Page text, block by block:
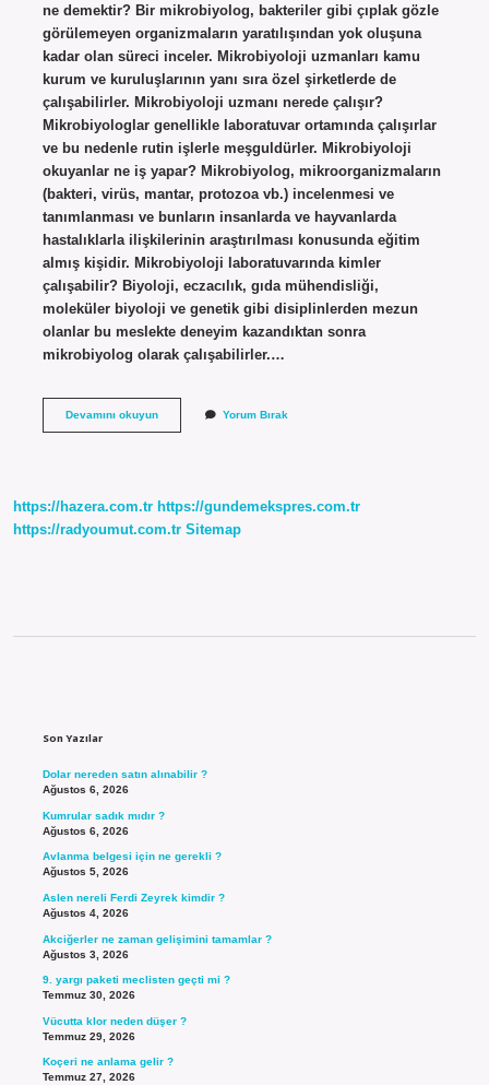
ne demektir? Bir mikrobiyolog, bakteriler gibi çıplak gözle
görülemeyen organizmaların yaratılışından yok oluşuna
kadar olan süreci inceler. Mikrobiyoloji uzmanları kamu
kurum ve kuruluşlarının yanı sıra özel şirketlerde de
çalışabilirler. Mikrobiyoloji uzmanı nerede çalışır?
Mikrobiyologlar genellikle laboratuvar ortamında çalışırlar
ve bu nedenle rutin işlerle meşguldürler. Mikrobiyoloji
okuyanlar ne iş yapar? Mikrobiyolog, mikroorganizmaların
(bakteri, virüs, mantar, protozoa vb.) incelenmesi ve
tanımlanması ve bunların insanlarda ve hayvanlarda
hastalıklarla ilişkilerinin araştırılması konusunda eğitim
almış kişidir. Mikrobiyoloji laboratuvarında kimler
çalışabilir? Biyoloji, eczacılık, gıda mühendisliği,
moleküler biyoloji ve genetik gibi disiplinlerden mezun
olanlar bu meslekte deneyim kazandıktan sonra
mikrobiyolog olarak çalışabilirler.…
Devamını okuyunMikrobiyolojiYorum Bırak
https://hazera.com.tr https://gundemekspres.com.tr
https://radyoumut.com.tr Sitemap
Son Yazılar
Dolar nereden satın alınabilir ?
Ağustos 6, 2026
Kumrular sadık mıdır ?
Ağustos 6, 2026
Avlanma belgesi için ne gerekli ?
Ağustos 5, 2026
Aslen nereli Ferdi Zeyrek kimdir ?
Ağustos 4, 2026
Akciğerler ne zaman gelişimini tamamlar ?
Ağustos 3, 2026
9. yargı paketi meclisten geçti mi ?
Temmuz 30, 2026
Vücutta klor neden düşer ?
Temmuz 29, 2026
Koçeri ne anlama gelir ?
Temmuz 27, 2026